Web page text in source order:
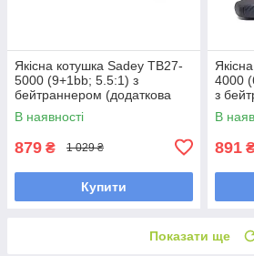
Якісна котушка Sadey TB27-
5000 (9+1bb; 5.5:1) з
бейтраннером (додаткова
шпуля)
В наявності
879 ₴ 1 029 ₴
Купити
4000
з
В
891
Показати ще